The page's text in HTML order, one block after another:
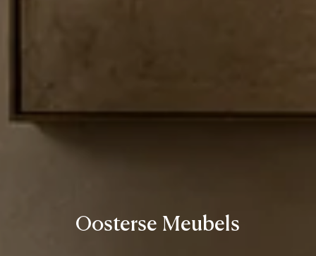
Oosterse Meubels